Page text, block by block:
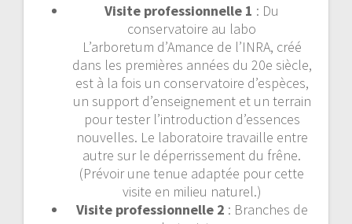
Visite professionnelle 1 : Du
conservatoire au labo
L’arboretum d’Amance de l’INRA, créé
dans les premières années du 20e siècle,
est à la fois un conservatoire d’espèces,
un support d’enseignement et un terrain
pour tester l’introduction d’essences
nouvelles. Le laboratoire travaille entre
autre sur le déperrissement du frêne.
(Prévoir une tenue adaptée pour cette
visite en milieu naturel.)
Visite professionnelle 2 : Branches de